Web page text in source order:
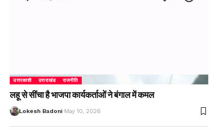
उत्तरकाशी उत्तराखंड राजनीति
लहू से सींचा है भाजपा कार्यकर्ताओं ने बंगाल में कमल
Lokesh Badoni May 10, 2026